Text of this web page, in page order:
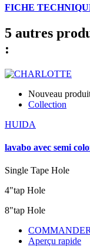
FICHE
5 autres
:
Nouveau
Collection
HUIDA
lavabo avec semi
Single Tape Hole
4"tap Hole
8"tap Hole
COMMANDER
Aperçu rapide